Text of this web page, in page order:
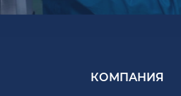
КОМПАНИЯ